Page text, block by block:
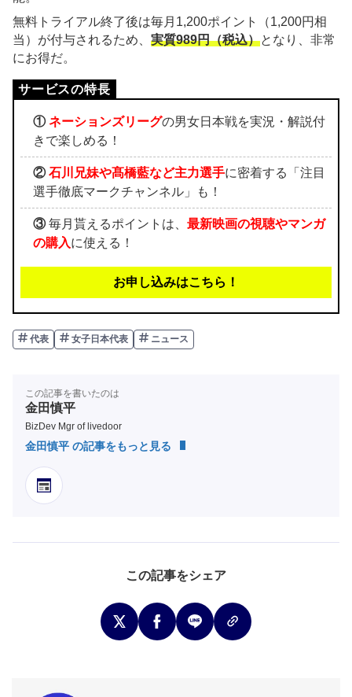
無料トライアル終了後は毎月1,200ポイント（1,200円相
当）が付与されるため、 実質989円（税込）となり、非常
にお得だ。
① ネーションズリーグの男女日本戦を実況・解説付
きで楽しめる！
② 石川兄妹や髙橋藍など主力選手に密着する「注目
選手徹底マークチャンネル」も！
③毎月貰えるポイントは、 最新映画の視聴やマンガ
の購入に使える！
お申し込みはこちら！
代表 女子日本代表 ニュース
この記事を書いたのは
金田慎平
BizDev Mgr of livedoor
金田慎平 の記事をもっと見る
この記事をシェア